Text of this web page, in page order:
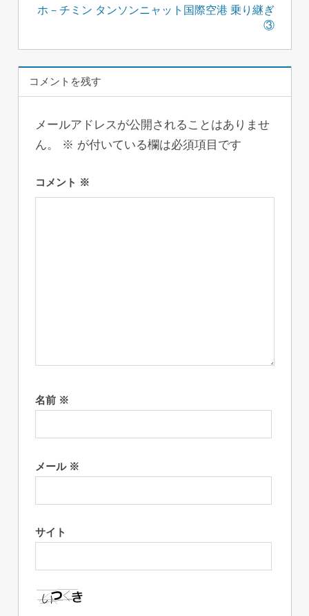
ゲ
ー
ョ
ホ－チミン タンソンニャット国際空港 乗り継ぎ
③
コメントを残す
メールアドレスが公開されることはありませ
ん。
※ が付いている欄は必須項目です
コメント ※
名前 ※
メール ※
サイト